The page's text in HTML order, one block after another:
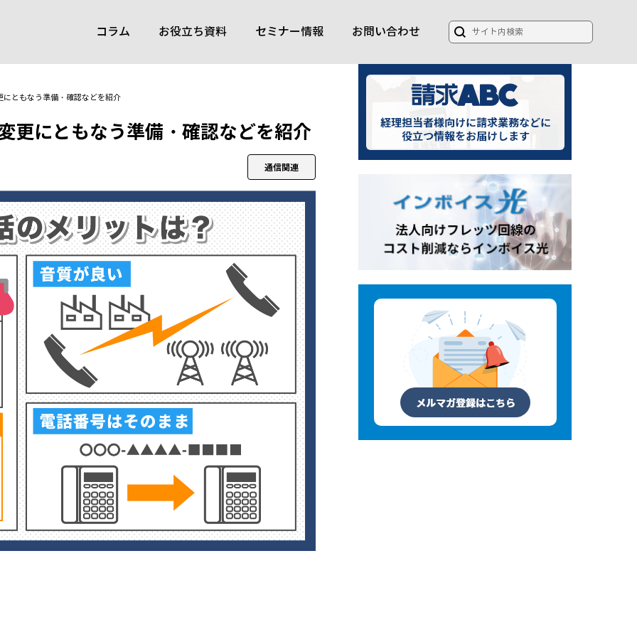
コラム お役立ち資料 セミナー情報 お問い合わせ
ともなう準備・確認などを紹介
更にともなう準備・確認などを紹介
通信関連